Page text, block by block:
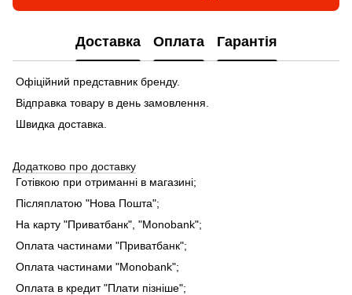
Доставка Оплата Гарантія
Офіційний представник бренду.
Відправка товару в день замовлення.
Швидка доставка.
Додатково про доставку
Готівкою при отриманні в магазині;
Післяплатою "Нова Пошта";
На карту "Приватбанк", "Monobank";
Оплата частинами "Приватбанк";
Оплата частинами "Monobank";
Оплата в кредит "Плати пізніше";